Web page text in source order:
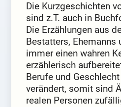
Die Kurzgeschichten
sind z.T. auch in
Die Erzählungen aus
Bestatters, Ehemanns
immer einen wahren
erzählerisch
Berufe und
verändert, somit sind
realen Personen